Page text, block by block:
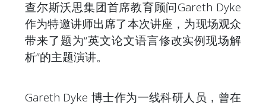
查尔斯沃思集团首席教育顾问Gareth Dyke
作为特邀讲师出席了本次讲座，为现场观众
带来了题为“英文论文语言修改实例现场解
析”的主题演讲。
Gareth Dyke 博士作为一线科研人员，曾在